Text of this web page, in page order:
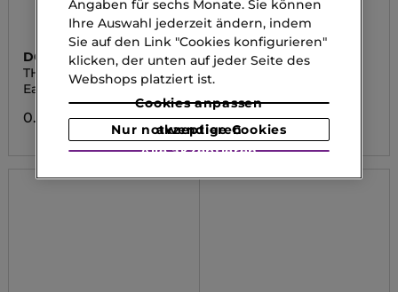
DOLCE&GABBANA
THE ONE FOR MEN
Eau de Parfum Intense
0.00 CHF
DOLCE&GABBANA
LIGHT BLUE CAPRI IN
LOVE
Eau de Parfum
0.00 CHF
Angaben für sechs Monate. Sie können
Ihre Auswahl jederzeit ändern, indem
Sie auf den Link "Cookies konfigurieren"
klicken, der unten auf jeder Seite des
Webshops platziert ist.
Cookies anpassen
Nur notwendige Cookies akzeptieren
Alle akzeptieren